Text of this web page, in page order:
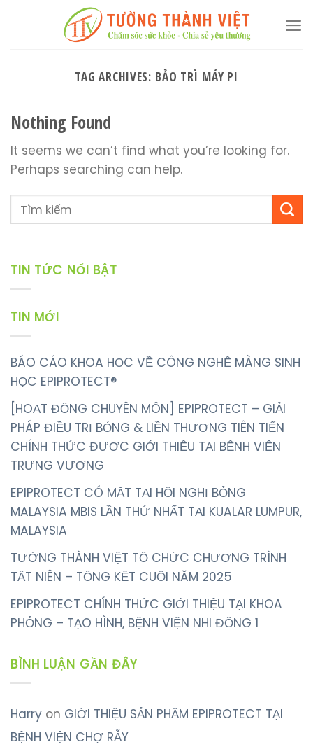
TAG ARCHIVES: BẢO TRÌ MÁY PI
Nothing Found
It seems we can’t find what you’re looking for.
Perhaps searching can help.
TIN TỨC NỔI BẬT
TIN MỚI
BÁO CÁO KHOA HỌC VỀ CÔNG NGHỆ MÀNG SINH
HỌC EPIPROTECT®
[HOẠT ĐỘNG CHUYÊN MÔN] EPIPROTECT – GIẢI
PHÁP ĐIỀU TRỊ BỎNG & LIỀN THƯƠNG TIÊN TIẾN
CHÍNH THỨC ĐƯỢC GIỚI THIỆU TẠI BỆNH VIỆN
TRƯNG VƯƠNG
EPIPROTECT CÓ MẶT TẠI HỘI NGHỊ BỎNG
MALAYSIA MBIS LẦN THỨ NHẤT TẠI KUALAR LUMPUR,
MALAYSIA
TƯỜNG THÀNH VIỆT TỔ CHỨC CHƯƠNG TRÌNH
TẤT NIÊN – TỔNG KẾT CUỐI NĂM 2025
EPIPROTECT CHÍNH THỨC GIỚI THIỆU TẠI KHOA
PHỎNG – TẠO HÌNH, BỆNH VIỆN NHI ĐỒNG 1
BÌNH LUẬN GẦN ĐÂY
Harry on GIỚI THIỆU SẢN PHẨM EPIPROTECT TẠI
BỆNH VIỆN CHỢ RẪY